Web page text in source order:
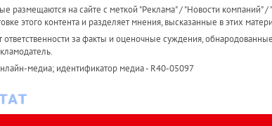
размещаются на сайте с меткой "Реклама" / "Новости
этого контента и разделяет мнения, высказанные в этих
ответственности за факты и оценочные суждения,
медиа; идентификатор медиа - R40-05097